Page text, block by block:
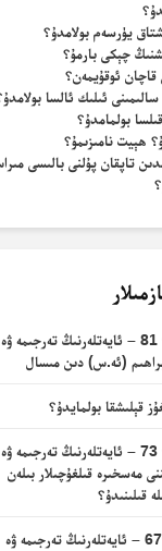
يۈرسەم بولامدۇ؟
چېكى بارمۇ؟
قاچان ئوقۇيمەن؟
ئىلىك ئالسا
بولمامدۇ؟
ھېيت نامىزىمۇ؟
تاپقان پۇلنى بالىسى
ئەنئام، 74 ~ 81 – ئايەتلەرنىڭ تەرجىمە ۋە
(ئە.س) دىن مىسال
قېلىشقا بولمايدۇ؟
ئەنئام، 69 ~ 73 – ئايەتلەرنىڭ تەرجىمە ۋە
مەسخىرە قىلغۇچىلار بىلەن
قىلىنىدۇ؟
ئەنئام، 63 ~67 – ئايەتلەرنىڭ تەرجىمە ۋە